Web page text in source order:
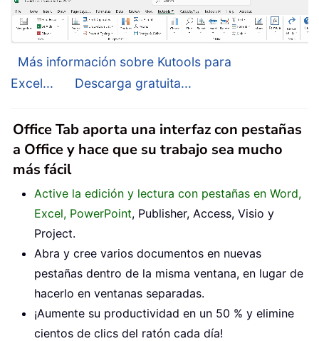
Más información sobre Kutools para
Excel...
Descarga gratuita...
Office Tab aporta una interfaz con pestañas
a Office y hace que su trabajo sea mucho
más fácil
Active la edición y lectura con pestañas en Word,
Excel, PowerPoint, Publisher, Access, Visio y
Project.
Abra y cree varios documentos en nuevas
pestañas dentro de la misma ventana, en lugar de
hacerlo en ventanas separadas.
¡Aumente su productividad en un 50 % y elimine
cientos de clics del ratón cada día!